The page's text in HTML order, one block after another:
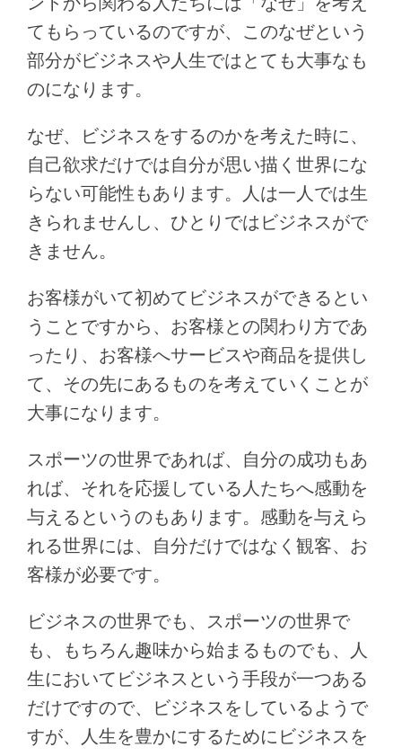
てもらっているのですが、このなぜという
部分がビジネスや人生ではとても大事なも
のになります。
なぜ、ビジネスをするのかを考えた時に、
自己欲求だけでは自分が思い描く世界にな
らない可能性もあります。人は一人では生
きられませんし、ひとりではビジネスがで
きません。
お客様がいて初めてビジネスができるとい
うことですから、お客様との関わり方であ
ったり、お客様へサービスや商品を提供し
て、その先にあるものを考えていくことが
大事になります。
スポーツの世界であれば、自分の成功もあ
れば、それを応援している人たちへ感動を
与えるというのもあります。感動を与えら
れる世界には、自分だけではなく観客、お
客様が必要です。
ビジネスの世界でも、スポーツの世界で
も、もちろん趣味から始まるものでも、人
生においてビジネスという手段が一つある
だけですので、ビジネスをしているようで
すが、人生を豊かにするためにビジネスを